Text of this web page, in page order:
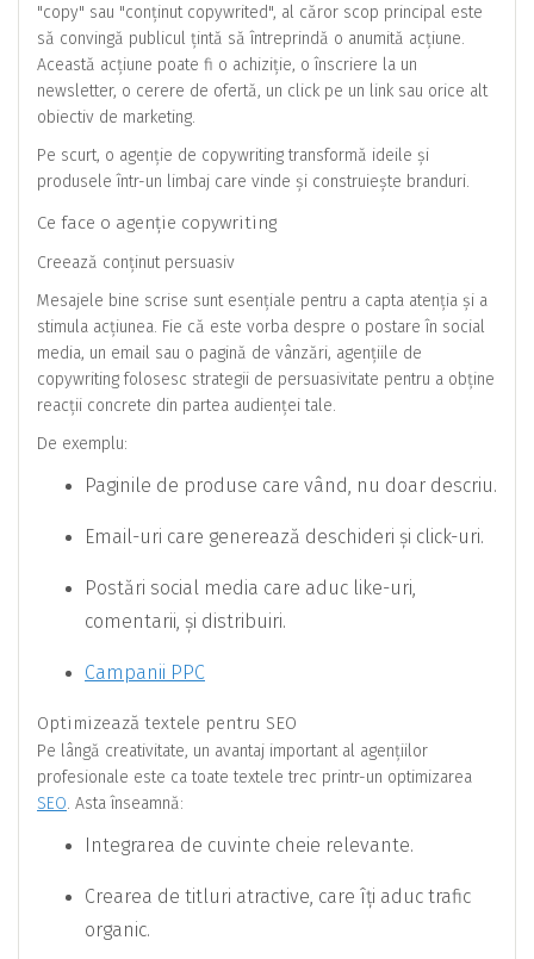
"copy" sau "conținut copywrited", al căror scop principal este
să convingă publicul țintă să întreprindă o anumită acțiune.
Această acțiune poate fi o achiziție, o înscriere la un
newsletter, o cerere de ofertă, un click pe un link sau orice alt
obiectiv de marketing.
Pe scurt, o agenție de copywriting transformă ideile și
produsele într-un limbaj care vinde și construiește branduri.
Ce face o agenție copywriting
Creează conținut persuasiv
Mesajele bine scrise sunt esențiale pentru a capta atenția și a
stimula acțiunea. Fie că este vorba despre o postare în social
media, un email sau o pagină de vânzări, agențiile de
copywriting folosesc strategii de persuasivitate pentru a obține
reacții concrete din partea audienței tale.
De exemplu:
Paginile de produse care vând, nu doar descriu.
Email-uri care generează deschideri și click-uri.
Postări social media care aduc like-uri,
comentarii, și distribuiri.
Campanii PPC
Optimizează textele pentru SEO
Pe lângă creativitate, un avantaj important al agențiilor
profesionale este ca toate textele trec printr-un optimizarea
SEO. Asta înseamnă:
Integrarea de cuvinte cheie relevante.
Crearea de titluri atractive, care îți aduc trafic
organic.